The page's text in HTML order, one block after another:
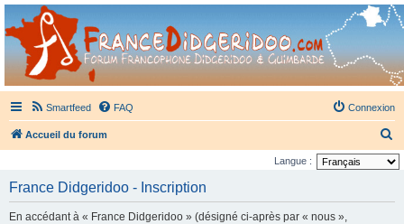
France Didgeridoo
Didgeridoo et Guimbarde sur France Didgeridoo - retrouvez la communauté.
Smartfeed FAQ Connexion
Accueil du forum
e
h
Langue :
France Didgeridoo - Inscription
En accédant à « France Didgeridoo » (désigné ci-après par « nous »,